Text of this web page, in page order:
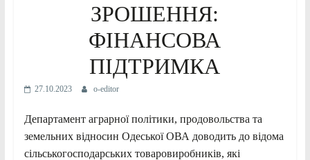
ЗРОШЕННЯ:
ФІНАНСОВА
ПІДТРИМКА
27.10.2023 o-editor
Департамент аграрної політики, продовольства та
земельних відносин Одеської ОВА доводить до відома
сільськогосподарських товаровиробників, які